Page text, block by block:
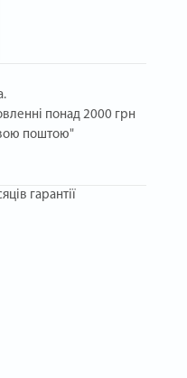
понад 2000 грн
поштою"
гарантії